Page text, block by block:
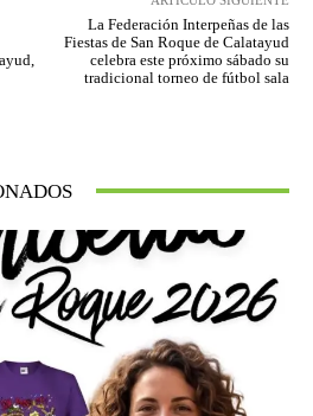
La Federación Interpeñas de las
Fiestas de San Roque de Calatayud
celebra este próximo sábado su
tradicional torneo de fútbol sala